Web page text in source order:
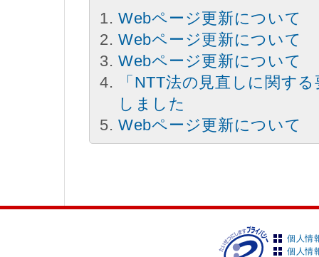
Webページ更新について
Webページ更新について
Webページ更新について
「NTT法の見直しに関す
しました
Webページ更新について
個人情
個人情